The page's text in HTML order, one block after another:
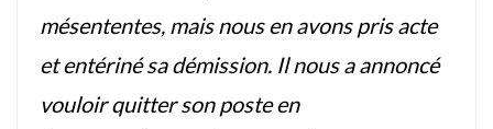
mésententes, mais nous en avons pris acte
et entériné sa démission. Il nous a annoncé
vouloir quitter son poste en